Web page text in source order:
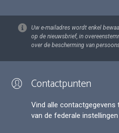
Uw e-mailadres wordt enkel
op de nieuwsbrief, in
over de bescherming van
Contactpunten
Vind alle contactgegevens
van de federale